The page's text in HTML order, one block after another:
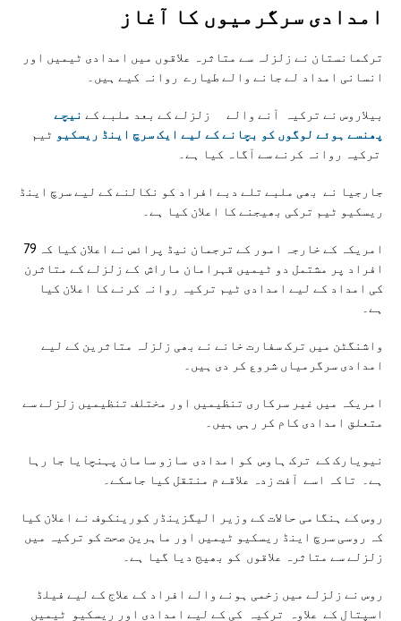
امدادی سرگرميوں کا آغاز
ترکمانستان نے زلزلہ سے متاثرہ علاقوں میں امدادی ٹیمیں اور
انسانی امداد لے جانے والے طیارے روانہ کیے ہیں۔
بیلاروس نے ترکیہ آنے والے زلزلے کے بعد ملبے کے نیچے
پھنسے ہوئے لوگوں کو بچانے کے لیے ایک سرچ اینڈ ریسکیو ٹیم
ترکیہ روانہ کرنے سے آگاہ کیا ہے۔
جارجیا نے بھی ملبے تلے دبے افراد کو نکالنے کے لیے سرچ اینڈ
ریسکیو ٹیم ترکی بھیجنے کا اعلان کیا ہے۔
امریکہ کے خارجہ امور کے ترجمان نیڈ پرائس نے اعلان کیا کہ 79
افراد پر مشتمل دو ٹیمیں قہرامان ماراش کے زلزلے کے متاثرن
کی امداد کے لیے امدادی ٹیم ترکیہ روانہ کرنے کا اعلان کیا
ہے۔
واشنگٹن میں ترک سفارت خانے نے بھی زلزلہ متاثرین کے لیے
امدادی سرگرمیاں شروع کر دی ہیں۔
امریکہ میں غیر سرکاری تنظیمیں اور مختلف تنظیمیں زلزلے سے
متعلق امدادی کام کر رہی ہیں۔
نیویارک کے ترک ہاوس کو امدادی سازو سامان پہنچایا جا رہا
ہے۔ تاکہ اسے آفت زدہ علاقے م منتقل کیا جاسکے۔
روس کے ہنگامی حالات کے وزیر الیگزینڈر کورینکوف نے اعلان کیا
کہ روسی سرچ اینڈ ریسکیو ٹیمیں اور ماہرین صحت کو ترکیہ میں
زلزلے سے متاثرہ علاقوں کو بھیج دیا گیا ہے۔
روس نے زلزلے میں زخمی ہونے والے افراد کے علاج کے لیے فیلڈ
اسپتال کے علاوہ ترکیہ کی کے لیے امدادی اور ریسکیو ٹیمیں